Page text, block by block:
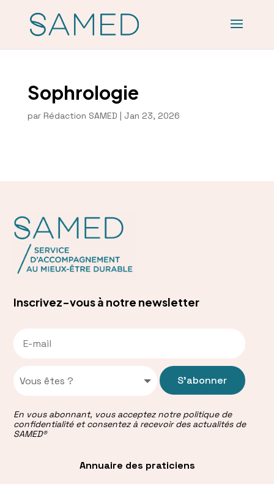
Sophrologie
par Rédaction SAMED | Jan 23, 2026
Inscrivez-vous à notre newsletter
S'abonner
En vous abonnant, vous acceptez notre politique de
confidentialité et consentez à recevoir des actualités de
SAMED®
Annuaire des praticiens